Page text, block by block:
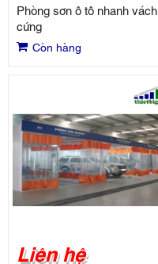
Phòng sơn ô tô nhanh vách
cứng
Còn hàng
Liên hệ